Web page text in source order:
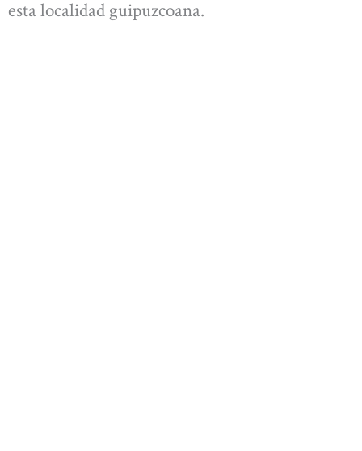
esta localidad guipuzcoana.